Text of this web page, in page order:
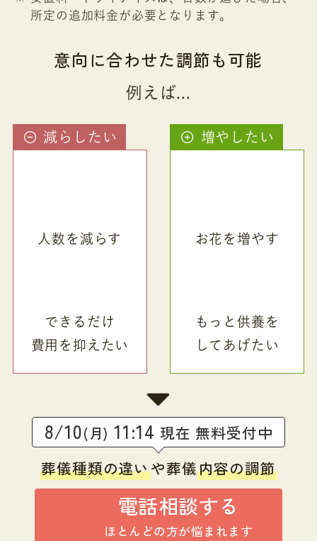
所定の追加料金が必要となります。
意向に合わせた調節も可能
例えば...
減らしたい
人数を減らす
できるだけ
費用を抑えたい
増やしたい
お花を増やす
もっと供養を
してあげたい
8/10(月) 11:14 現在 無料受付中
葬儀種類の違いや葬儀内容の調節
電話相談する
ほとんどの方が悩まれます